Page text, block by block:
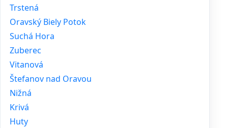
Trstená
Oravský Biely Potok
Suchá Hora
Zuberec
Vitanová
Štefanov nad Oravou
Nižná
Krivá
Huty